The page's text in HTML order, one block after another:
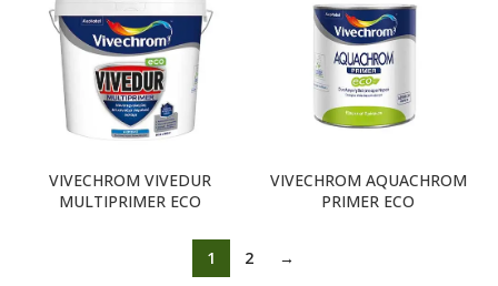
VIVECHROM VIVEDUR
MULTIPRIMER ECO
VIVECHROM AQUACHROM
PRIMER ECO
1 2 →